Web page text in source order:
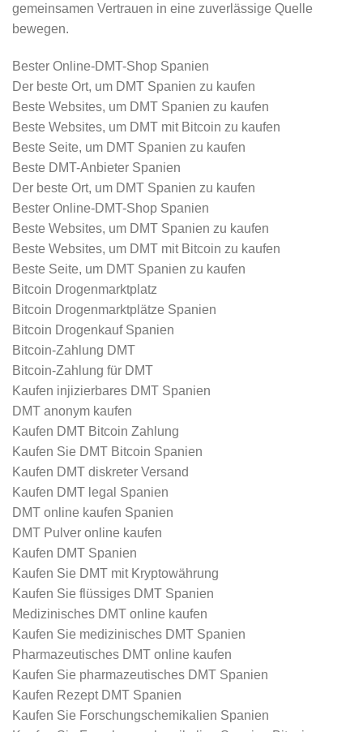
gemeinsamen Vertrauen in eine zuverlässige Quelle
bewegen.
Bester Online-DMT-Shop Spanien
Der beste Ort, um DMT Spanien zu kaufen
Beste Websites, um DMT Spanien zu kaufen
Beste Websites, um DMT mit Bitcoin zu kaufen
Beste Seite, um DMT Spanien zu kaufen
Beste DMT-Anbieter Spanien
Der beste Ort, um DMT Spanien zu kaufen
Bester Online-DMT-Shop Spanien
Beste Websites, um DMT Spanien zu kaufen
Beste Websites, um DMT mit Bitcoin zu kaufen
Beste Seite, um DMT Spanien zu kaufen
Bitcoin Drogenmarktplatz
Bitcoin Drogenmarktplätze Spanien
Bitcoin Drogenkauf Spanien
Bitcoin-Zahlung DMT
Bitcoin-Zahlung für DMT
Kaufen injizierbares DMT Spanien
DMT anonym kaufen
Kaufen DMT Bitcoin Zahlung
Kaufen Sie DMT Bitcoin Spanien
Kaufen DMT diskreter Versand
Kaufen DMT legal Spanien
DMT online kaufen Spanien
DMT Pulver online kaufen
Kaufen DMT Spanien
Kaufen Sie DMT mit Kryptowährung
Kaufen Sie flüssiges DMT Spanien
Medizinisches DMT online kaufen
Kaufen Sie medizinisches DMT Spanien
Pharmazeutisches DMT online kaufen
Kaufen Sie pharmazeutisches DMT Spanien
Kaufen Rezept DMT Spanien
Kaufen Sie Forschungschemikalien Spanien